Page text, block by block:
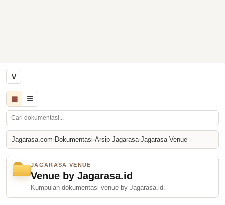
V
▦ ☰
Jagarasa.com›Dokumentasi›Arsip Jagarasa›Jagarasa Venue
JAGARASA VENUE
Venue by Jagarasa.id
Kumpulan dokumentasi venue by Jagarasa.id.